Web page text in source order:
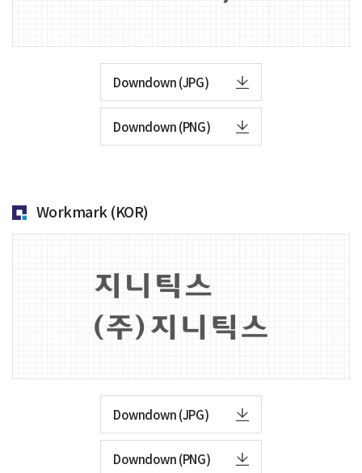
Downdown (JPG)
Downdown (PNG)
Workmark (KOR)
Downdown (JPG)
Downdown (PNG)